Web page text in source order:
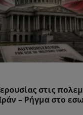
στις
– Ρήγμα στο